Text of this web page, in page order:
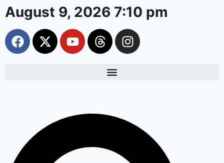
August 9, 2026 7:10 pm